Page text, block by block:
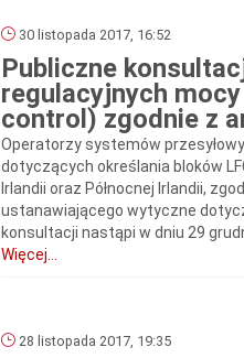
30 listopada 2017, 16:52
Publiczne
regulacyjnych
control) zgodnie z
Operatorzy systemów
dotyczących określania bloków
Irlandii oraz Północnej Irlandii,
ustanawiającego wytyczne
konsultacji nastąpi w dniu 29
Więcej...
28 listopada 2017, 19:35